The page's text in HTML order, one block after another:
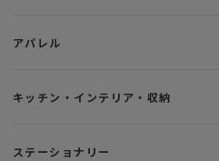
アパレル
キッチン・インテリア・収納
ステーショナリー